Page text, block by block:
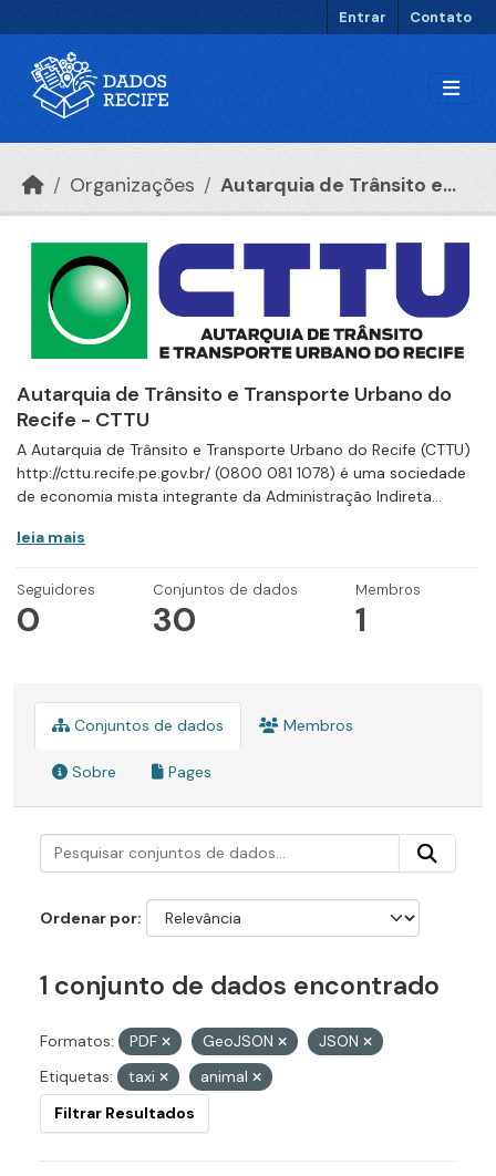
Entrar Contato
Organizações Autarquia de Trânsito e...
Autarquia de Trânsito e Transporte Urbano do
Recife - CTTU
A Autarquia de Trânsito e Transporte Urbano do Recife (CTTU)
http://cttu.recife.pe.gov.br/ (0800 081 1078) é uma sociedade
de economia mista integrante da Administração Indireta...
leia mais
Seguidores
0
Conjuntos de dados
30
Membros
1
Conjuntos de dados Membros
Sobre Pages
Ordenar por
1 conjunto de dados encontrado
Formatos: PDF GeoJSON
JSON
Etiquetas:
taxi
animal
Filtrar Resultados